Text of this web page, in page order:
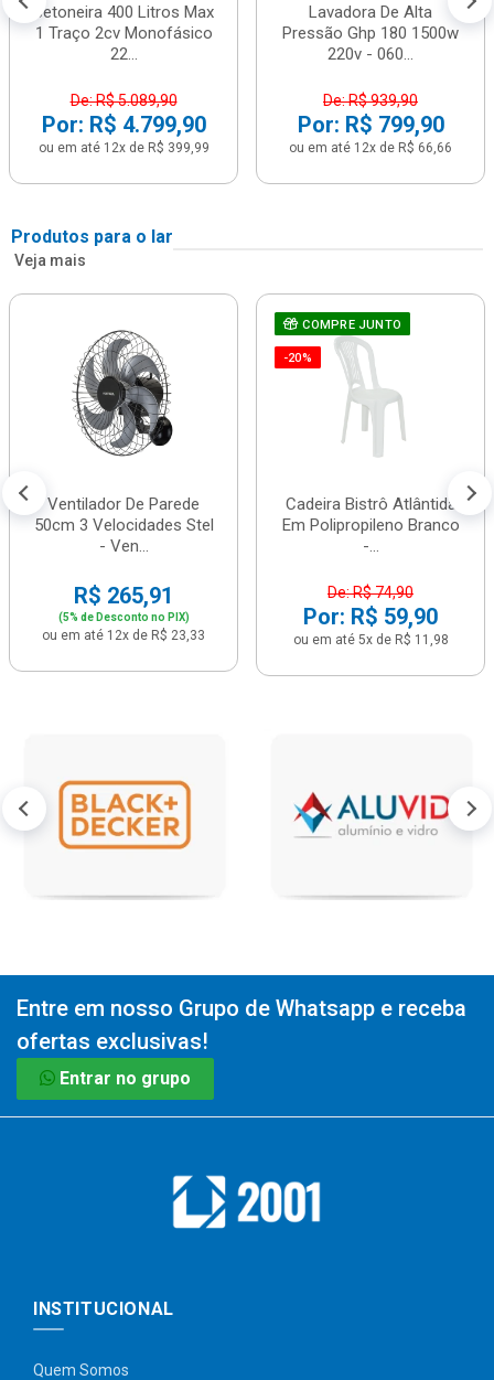
Betoneira 400 Litros Max
1 Traço 2cv Monofásico
22...
De: R$ 5.089,90
Por: R$ 4.799,90
ou em até 12x de R$ 399,99
Lavadora De Alta
Pressão Ghp 180 1500w
220v - 060...
De: R$ 939,90
Por: R$ 799,90
ou em até 12x de R$ 66,66
Produtos para o lar
Veja mais
Ventilador De Parede
50cm 3 Velocidades Stel
- Ven...
R$ 265,91
(5% de Desconto no PIX)
ou em até 12x de R$ 23,33
COMPRE JUNTO
-20%
Cadeira Bistrô Atlântida
Em Polipropileno Branco
-...
De: R$ 74,90
Por: R$ 59,90
ou em até 5x de R$ 11,98
Entre em nosso Grupo de Whatsapp e receba
ofertas exclusivas!
Entrar no grupo
INSTITUCIONAL
Quem Somos